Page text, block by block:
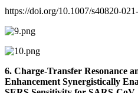
https://doi.org/10.1007/s40820-
6. Charge-Transfer Resonance
Enhancement Synergistically